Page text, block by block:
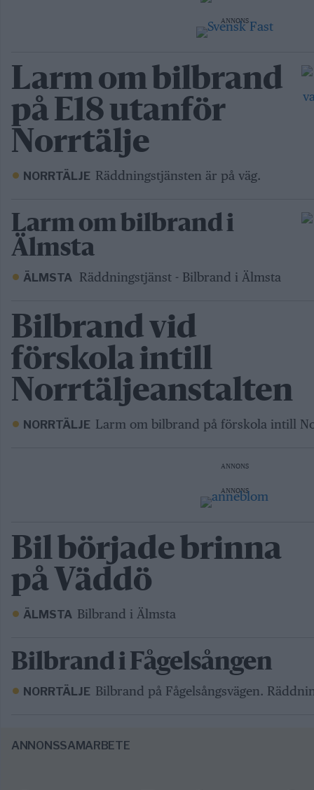
ANNONS
Larm om bilbrand
på E18 utanför
Norrtälje
NORRTÄLJE Räddningstjänsten är på väg.
Larm om bilbrand i
Älmsta
ÄLMSTA Räddningstjänst - Bilbrand i Älmsta
Bilbrand vid
förskola intill
Norrtäljeanstalten
NORRTÄLJE Larm om bilbrand på förskola intill
ANNONS
ANNONS
Bil började brinna
på Väddö
ÄLMSTA Bilbrand i Älmsta
Bilbrand i Fågelsången
NORRTÄLJE Bilbrand på Fågelsångsvägen.
ANNONSSAMARBETE